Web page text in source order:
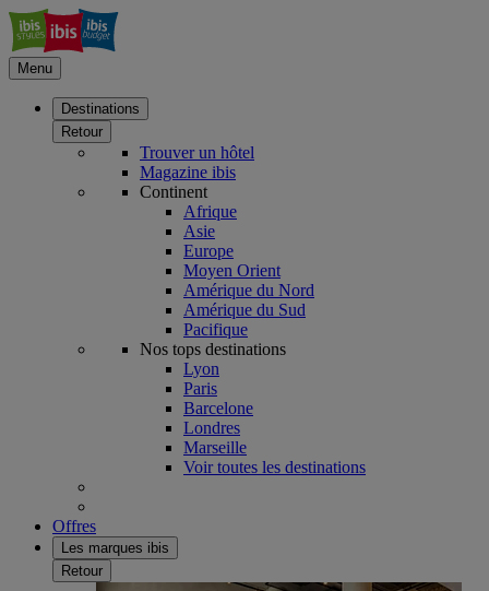
Menu
Destinations
Retour
Trouver un hôtel
Magazine ibis
Continent
Afrique
Asie
Europe
Moyen Orient
Amérique du Nord
Amérique du Sud
Pacifique
Nos tops destinations
Lyon
Paris
Barcelone
Londres
Marseille
Voir toutes les destinations
Offres
Les marques ibis
Retour